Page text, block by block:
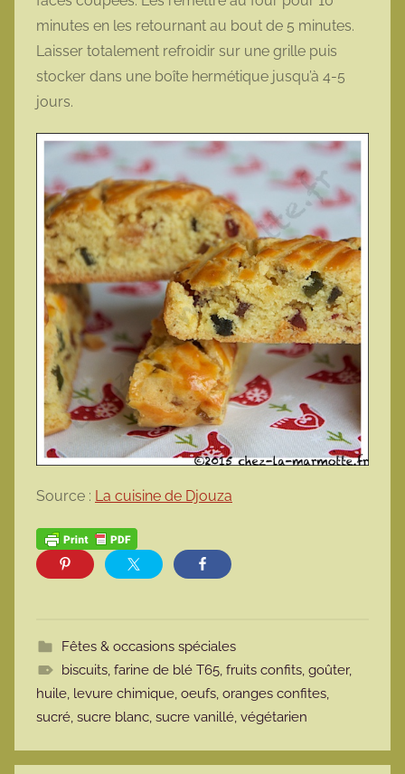
minutes en les retournant au bout de 5 minutes.
Laisser totalement refroidir sur une grille puis
stocker dans une boîte hermétique jusqu’à 4-5
jours.
Source : La cuisine de Djouza
Fêtes & occasions spéciales
biscuits, farine de blé T65, fruits confits, goûter,
huile, levure chimique, oeufs, oranges confites,
sucré, sucre blanc, sucre vanillé, végétarien